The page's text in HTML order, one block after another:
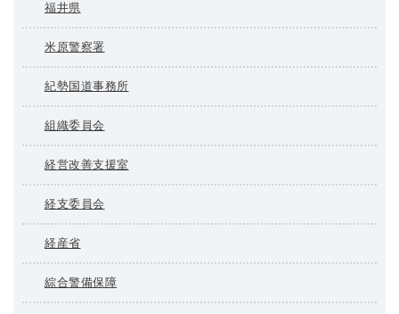
福井県
米原警察署
紀勢国道事務所
組織委員会
経営改善支援室
経支委員会
経産省
綜合警備保障